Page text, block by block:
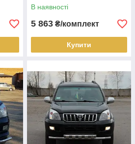
В наявності
5 863 ₴/комплект
Купити